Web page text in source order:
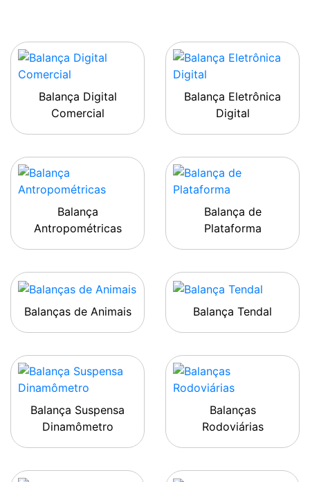
Balança Digital
Comercial
Balança Eletrônica
Digital
Balança
Antropométricas
Balança de
Plataforma
Balanças de Animais Balança Tendal
Balança Suspensa
Dinamômetro
Balanças
Rodoviárias